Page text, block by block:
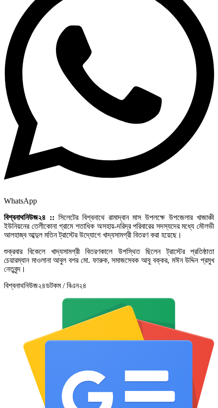
WhatsApp
বিশ্বনাথনিউজ২৪ :: সিলেটের বিশ্বনাথে রামাদ্বান মাস উপলক্ষে উপজেলার খাজাঞ্চী
ইউনিয়নের তেলীকোনা গ্রামে শতাধিক অসহায়-দরিদ্র পরিবারের সদস্যদের মধ্যে মৌলভী
আলহাজ্ব আব্দুল মতিন ট্রাস্টের উদ্যোগে খাদ্যসামগ্রী বিতরণ করা হয়েছে।
শুক্রবার বিকেলে খাদ্যসামগ্রী বিতরণকালে উপস্থিত ছিলেন ট্রাস্টের প্রতিষ্ঠাতা
চেয়ারম্যান মাওলানা আবুল বশর মো. ফারুক, সমাজসেবক আবু বক্কর, মঈন উদ্দিন প্রমুখ
নেতৃবৃন্দ।
বিশ্বনাথনিউজ২৪ডটকম / বিএন২৪